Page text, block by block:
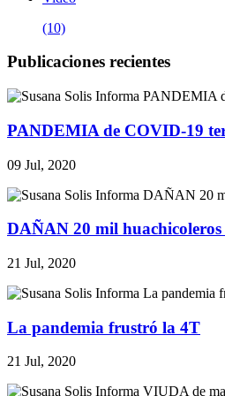
(10)
Publicaciones recientes
PANDEMIA de COVID-19
09 Jul, 2020
DAÑAN 20 mil huachicoleros
21 Jul, 2020
La pandemia frustró la 4T
21 Jul, 2020